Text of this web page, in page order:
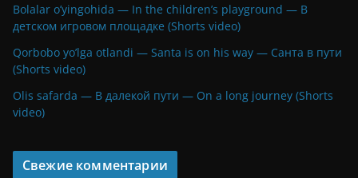
Bolalar o’yingohida — In the children’s playground — В
детском игровом площадке (Shorts video)
Qorbobo yo’lga otlandi — Santa is on his way — Санта в пути
(Shorts video)
Olis safarda — В далекой пути — On a long journey (Shorts
video)
Свежие комментарии